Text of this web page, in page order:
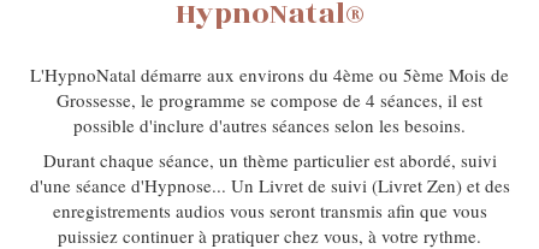
HypnoNatal®
L'HypnoNatal démarre aux environs du 4ème ou 5ème Mois de
Grossesse, le programme se compose de 4 séances, il est
possible d'inclure d'autres séances selon les besoins.
Durant chaque séance, un thème particulier est abordé, suivi
d'une séance d'Hypnose... Un Livret de suivi (Livret Zen) et des
enregistrements audios vous seront transmis afin que vous
puissiez continuer à pratiquer chez vous, à votre rythme.